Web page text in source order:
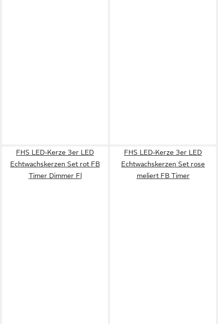
FHS LED-Kerze 3er LED
Echtwachskerzen Set rot FB
Timer Dimmer Fl
FHS LED-Kerze 3er LED
Echtwachskerzen Set rose
meliert FB Timer